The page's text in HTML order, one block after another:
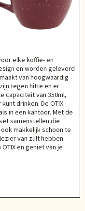
elke koffie- en
en worden geleverd
van hoogwaardig
tegen hitte en er
capaciteit van 350ml,
drinken. De OTIX
in een kantoor. Met de
samenstellen die
makkelijk schoon te
van zult hebben.
en geniet van je